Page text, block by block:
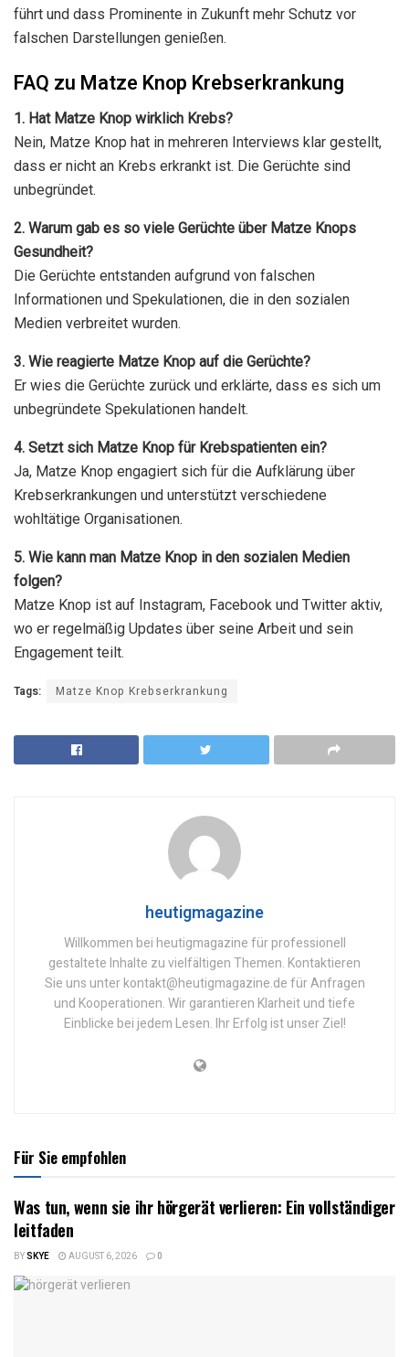
führt und dass Prominente in Zukunft mehr Schutz vor
falschen Darstellungen genießen.
FAQ zu Matze Knop Krebserkrankung
1. Hat Matze Knop wirklich Krebs?
Nein, Matze Knop hat in mehreren Interviews klar gestellt,
dass er nicht an Krebs erkrankt ist. Die Gerüchte sind
unbegründet.
2. Warum gab es so viele Gerüchte über Matze Knops
Gesundheit?
Die Gerüchte entstanden aufgrund von falschen
Informationen und Spekulationen, die in den sozialen
Medien verbreitet wurden.
3. Wie reagierte Matze Knop auf die Gerüchte?
Er wies die Gerüchte zurück und erklärte, dass es sich um
unbegründete Spekulationen handelt.
4. Setzt sich Matze Knop für Krebspatienten ein?
Ja, Matze Knop engagiert sich für die Aufklärung über
Krebserkrankungen und unterstützt verschiedene
wohltätige Organisationen.
5. Wie kann man Matze Knop in den sozialen Medien
folgen?
Matze Knop ist auf Instagram, Facebook und Twitter aktiv,
wo er regelmäßig Updates über seine Arbeit und sein
Engagement teilt.
Tags: Matze Knop Krebserkrankung
heutigmagazine
Willkommen bei heutigmagazine für professionell
gestaltete Inhalte zu vielfältigen Themen. Kontaktieren
Sie uns unter kontakt@heutigmagazine.de für Anfragen
und Kooperationen. Wir garantieren Klarheit und tiefe
Einblicke bei jedem Lesen. Ihr Erfolg ist unser Ziel!
Für Sie empfohlen
Was tun, wenn sie ihr hörgerät verlieren: Ein vollständiger
leitfaden
BYSKYE AUGUST 6, 2026 0